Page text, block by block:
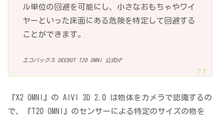
ル単位の回避を可能にし、小さなおもちゃやワイ
ヤーといった床面にある危険を特定して回避する
ことができます。
エコバックス DEEBOT T20 OMNI 公式hP
『X2 OMNI』の AIVI 3D 2.0 は物体をカメラで認識するの
で、『T20 OMNI』のセンサーによる特定のサイズの物を